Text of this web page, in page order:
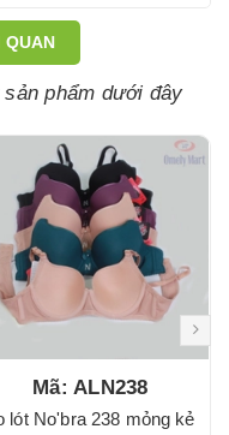
QUAN
phẩm dưới đây
Mã: ALN238
lót No'bra 238 mỏng kẻ